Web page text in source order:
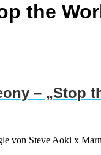
the
– „Stop
von Steve Aoki x